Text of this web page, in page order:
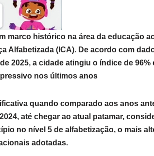
marco histórico na área da educação
Alfabetizada (ICA). De acordo com
2025, a cidade atingiu o índice de 96%
nos últimos anos
quando comparado aos anos
até chegar ao atual patamar,
no nível 5 de alfabetização, o mais
adotadas.